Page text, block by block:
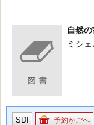
自然
ミシ
SDI 予約かごへ